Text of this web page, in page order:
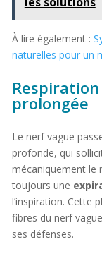
À lire également :
naturelles pour un
prolongée
Le nerf vague
profonde, qui
mécaniquement le
toujours une
l’inspiration. Cette
fibres du nerf
ses défenses.